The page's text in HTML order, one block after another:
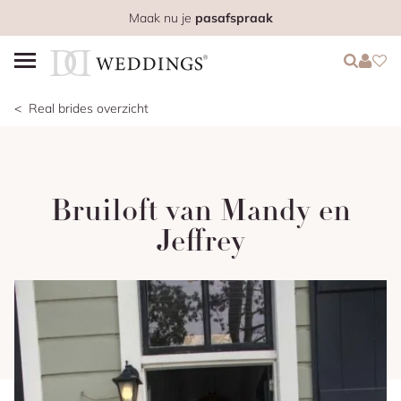
Maak nu je pasafspraak
Login
Login
Real brides overzicht
Bruiloft van Mandy en
Jeffrey